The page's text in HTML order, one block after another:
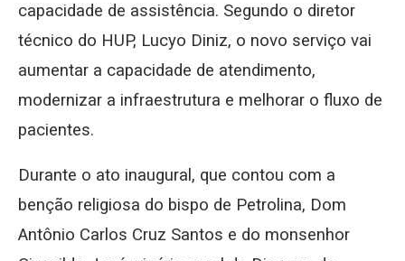
capacidade de assistência. Segundo o diretor
técnico do HUP, Lucyo Diniz, o novo serviço vai
aumentar a capacidade de atendimento,
modernizar a infraestrutura e melhorar o fluxo de
pacientes.
Durante o ato inaugural, que contou com a
benção religiosa do bispo de Petrolina, Dom
Antônio Carlos Cruz Santos e do monsenhor